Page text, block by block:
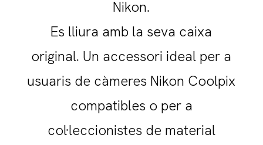
Nikon.
Es lliura amb la seva caixa
original. Un accessori ideal per a
usuaris de càmeres Nikon Coolpix
compatibles o per a
col·leccionistes de material